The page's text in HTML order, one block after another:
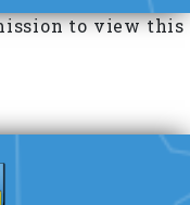
to view this